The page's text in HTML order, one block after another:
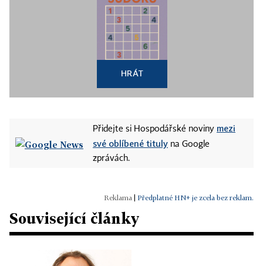
HRÁT
Přidejte si Hospodářské noviny mezi
své oblíbené tituly na Google
zprávách.
Předplatné HN+ je zcela bez reklam.
Související články